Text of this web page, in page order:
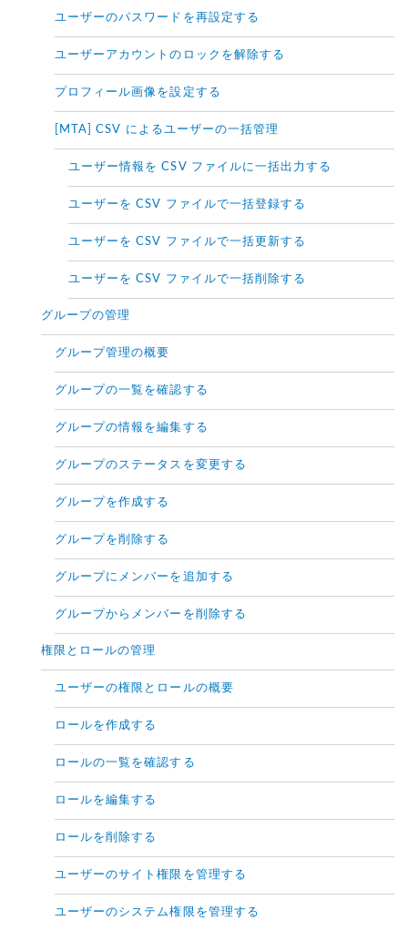
ユーザーのパスワードを再設定する
ユーザーアカウントのロックを解除する
プロフィール画像を設定する
[MTA] CSV によるユーザーの一括管理
ユーザー情報を CSV ファイルに一括出力する
ユーザーを CSV ファイルで一括登録する
ユーザーを CSV ファイルで一括更新する
ユーザーを CSV ファイルで一括削除する
グループの管理
グループ管理の概要
グループの一覧を確認する
グループの情報を編集する
グループのステータスを変更する
グループを作成する
グループを削除する
グループにメンバーを追加する
グループからメンバーを削除する
権限とロールの管理
ユーザーの権限とロールの概要
ロールを作成する
ロールの一覧を確認する
ロールを編集する
ロールを削除する
ユーザーのサイト権限を管理する
ユーザーのシステム権限を管理する